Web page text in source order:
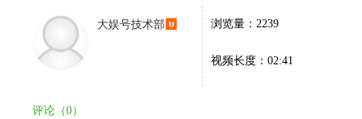
大娱号技术部 浏览量：2239
视频长度：02:41
评论（0）